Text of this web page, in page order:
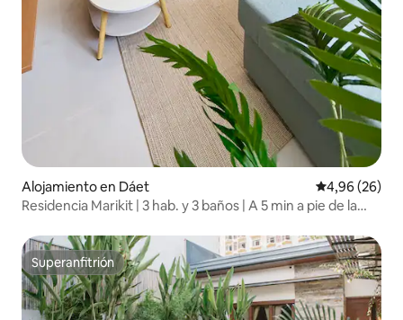
Alojamiento en Dáet Calificación
4,96 (26)
Residencia Marikit | 3 hab. y 3 baños | A 5 min a pie de la
Superanfitrión
Superanfitrión